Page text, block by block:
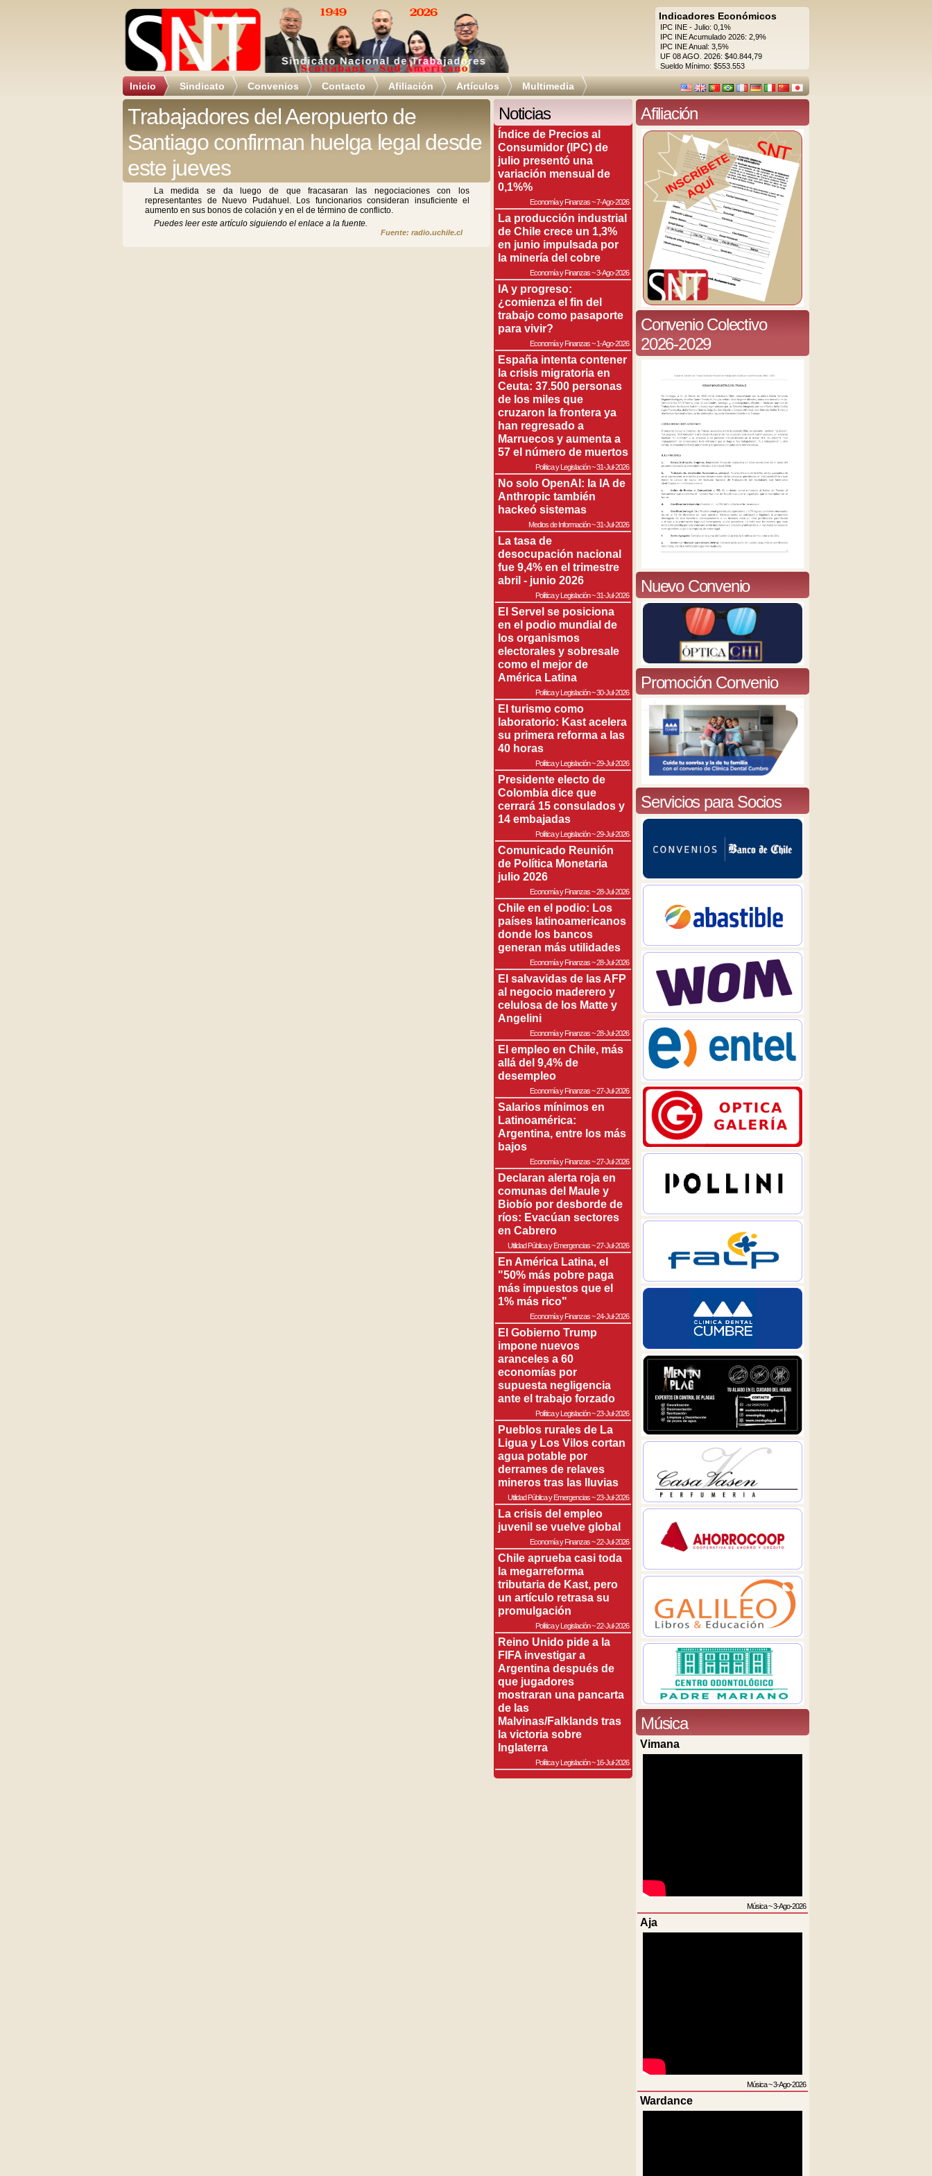
Indicadores Económicos
IPC INE - Julio: 0,1%
IPC INE Acumulado 2026: 2,9%
IPC INE Anual: 3,5%
UF 08 AGO. 2026: $40.844,79
Sueldo Mínimo: $553.553
Inicio Sindicato Convenios Contacto Afiliación Artículos Multimedia
Trabajadores del Aeropuerto de
Santiago confirman huelga legal desde
este jueves
La medida se da luego de que fracasaran las negociaciones con los
representantes de Nuevo Pudahuel. Los funcionarios consideran insuficiente el
aumento en sus bonos de colación y en el de término de conflicto.
Puedes leer este artículo siguiendo el enlace a la fuente.
Fuente: radio.uchile.cl
Noticias
Índice de Precios al
Consumidor (IPC) de
julio presentó una
variación mensual de
0,1%%
Economía y Finanzas~7-Ago-2026
La producción industrial
de Chile crece un 1,3%
en junio impulsada por
la minería del cobre
Economía y Finanzas~3-Ago-2026
IA y progreso:
¿comienza el fin del
trabajo como pasaporte
para vivir?
Economía y Finanzas~1-Ago-2026
España intenta contener
la crisis migratoria en
Ceuta: 37.500 personas
de los miles que
cruzaron la frontera ya
han regresado a
Marruecos y aumenta a
57 el número de muertos
Política y Legislación~31-Jul-2026
No solo OpenAI: la IA de
Anthropic también
hackeó sistemas
Medios de Información~31-Jul-2026
La tasa de
desocupación nacional
fue 9,4% en el trimestre
abril - junio 2026
Política y Legislación~31-Jul-2026
El Servel se posiciona
en el podio mundial de
los organismos
electorales y sobresale
como el mejor de
América Latina
Política y Legislación~30-Jul-2026
El turismo como
laboratorio: Kast acelera
su primera reforma a las
40 horas
Política y Legislación~29-Jul-2026
Presidente electo de
Colombia dice que
cerrará 15 consulados y
14 embajadas
Política y Legislación~29-Jul-2026
Comunicado Reunión
de Política Monetaria
julio 2026
Economía y Finanzas~28-Jul-2026
Chile en el podio: Los
países latinoamericanos
donde los bancos
generan más utilidades
Economía y Finanzas~28-Jul-2026
El salvavidas de las AFP
al negocio maderero y
celulosa de los Matte y
Angelini
Economía y Finanzas~28-Jul-2026
El empleo en Chile, más
allá del 9,4% de
desempleo
Economía y Finanzas~27-Jul-2026
Salarios mínimos en
Latinoamérica:
Argentina, entre los más
bajos
Economía y Finanzas~27-Jul-2026
Declaran alerta roja en
comunas del Maule y
Biobío por desborde de
ríos: Evacúan sectores
en Cabrero
Utilidad Pública y Emergencias~27-Jul-2026
En América Latina, el
"50% más pobre paga
más impuestos que el
1% más rico"
Economía y Finanzas~24-Jul-2026
El Gobierno Trump
impone nuevos
aranceles a 60
economías por
supuesta negligencia
ante el trabajo forzado
Política y Legislación~23-Jul-2026
Pueblos rurales de La
Ligua y Los Vilos cortan
agua potable por
derrames de relaves
mineros tras las lluvias
Utilidad Pública y Emergencias~23-Jul-2026
La crisis del empleo
juvenil se vuelve global
Economía y Finanzas~22-Jul-2026
Chile aprueba casi toda
la megarreforma
tributaria de Kast, pero
un artículo retrasa su
promulgación
Política y Legislación~22-Jul-2026
Reino Unido pide a la
FIFA investigar a
Argentina después de
que jugadores
mostraran una pancarta
de las
Malvinas/Falklands tras
la victoria sobre
Inglaterra
Política y Legislación~16-Jul-2026
Afiliación
Convenio Colectivo
2026-2029
Nuevo Convenio
Promoción Convenio
Servicios para Socios
Música
Vimana
Música~3-Ago-2026
Aja
Música~3-Ago-2026
Wardance